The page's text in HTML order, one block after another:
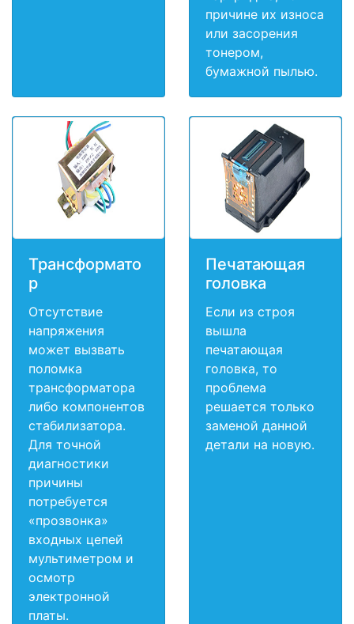
причине их износа
или засорения
тонером,
бумажной пылью.
Трансформато
р
Отсутствие
напряжения
может вызвать
поломка
трансформатора
либо компонентов
стабилизатора.
Для точной
диагностики
причины
потребуется
«прозвонка»
входных цепей
мультиметром и
осмотр
электронной
платы.
Печатающая
головка
Если из строя
вышла
печатающая
головка, то
проблема
решается только
заменой данной
детали на новую.